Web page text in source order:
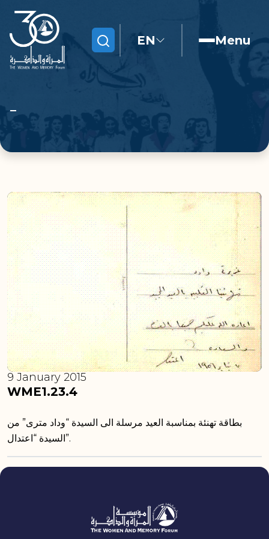
Search EN Menu
WME1.23.4
9 January 2015
بطاقة تهنئة بمناسبة العيد مرسلة الى السيدة “وداد مترى” من
السيدة “اعتدال”.